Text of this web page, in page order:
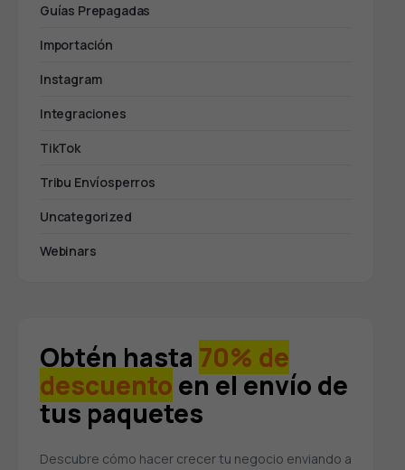
Guías Prepagadas
Importación
Instagram
Integraciones
TikTok
Tribu Envíosperros
Uncategorized
Webinars
Obtén hasta 70% de
descuento en el envío de
tus paquetes
Descubre cómo hacer crecer tu negocio enviando a